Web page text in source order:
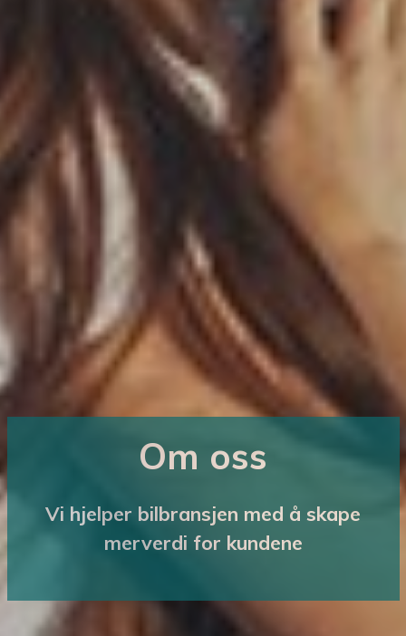
Om oss
Vi hjelper bilbransjen med å skape
merverdi for kundene